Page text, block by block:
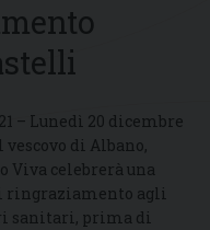
– Lunedì 20 dicembre
vescovo di Albano,
Viva celebrerà una
ringraziamento agli
sanitari, prima di